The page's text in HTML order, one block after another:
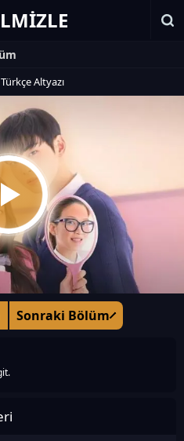
Türkçe Altyazı
Sonraki Bölüm